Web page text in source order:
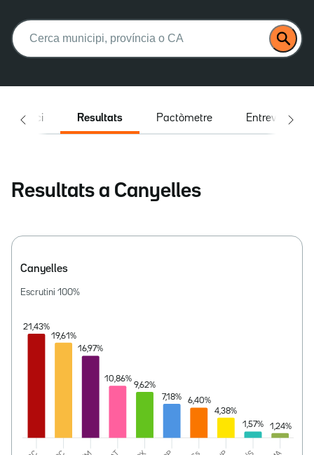
Buscar:
Inici Resultats Pactòmetre Entrevistes
Resultats a Canyelles
Canyelles
Escrutini 100%